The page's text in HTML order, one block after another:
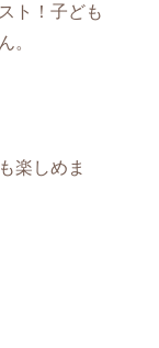
ト！子ども
。
楽しめま